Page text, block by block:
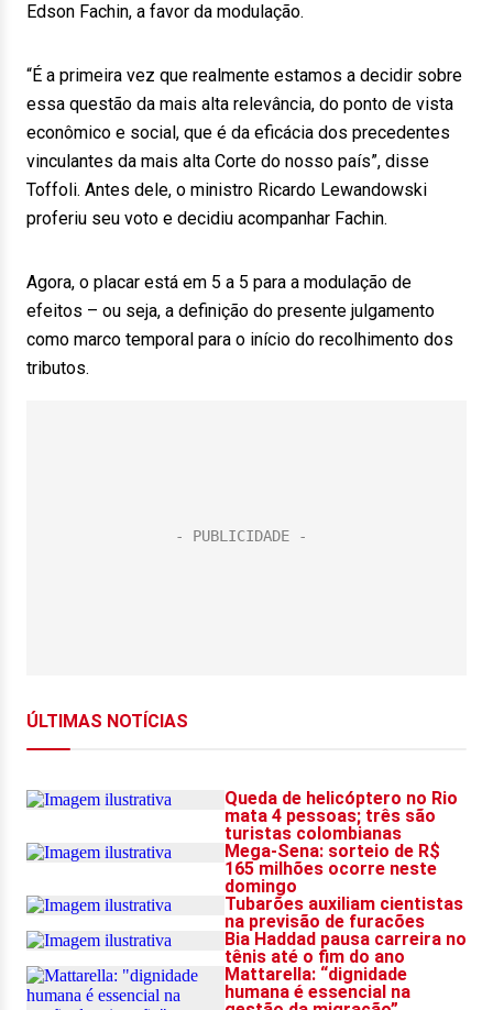
Edson Fachin, a favor da modulação.
“É a primeira vez que realmente estamos a decidir sobre
essa questão da mais alta relevância, do ponto de vista
econômico e social, que é da eficácia dos precedentes
vinculantes da mais alta Corte do nosso país”, disse
Toffoli. Antes dele, o ministro Ricardo Lewandowski
proferiu seu voto e decidiu acompanhar Fachin.
Agora, o placar está em 5 a 5 para a modulação de
efeitos – ou seja, a definição do presente julgamento
como marco temporal para o início do recolhimento dos
tributos.